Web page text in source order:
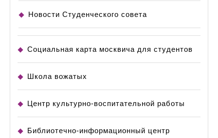
Новости Студенческого совета
Социальная карта москвича для студентов
Школа вожатых
Центр культурно-воспитательной работы
Библиотечно-информационный центр